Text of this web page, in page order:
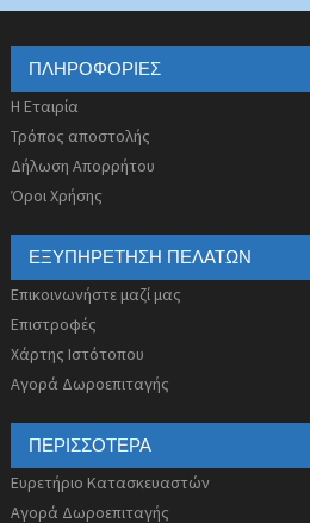
ΠΛΗΡΟΦΟΡΊΕΣ
Η Εταιρία
Τρόπος αποστολής
Δήλωση Απορρήτου
Όροι Χρήσης
ΕΞΥΠΗΡΈΤΗΣΗ ΠΕΛΑΤΏΝ
Επικοινωνήστε μαζί μας
Επιστροφές
Χάρτης Ιστότοπου
Αγορά Δωροεπιταγής
ΠΕΡΙΣΣΌΤΕΡΑ
Ευρετήριο Κατασκευαστών
Αγορά Δωροεπιταγής